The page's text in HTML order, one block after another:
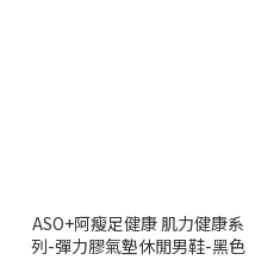
ASO+阿瘦足健康 肌力健康系
列-彈力膠氣墊休閒男鞋-黑色